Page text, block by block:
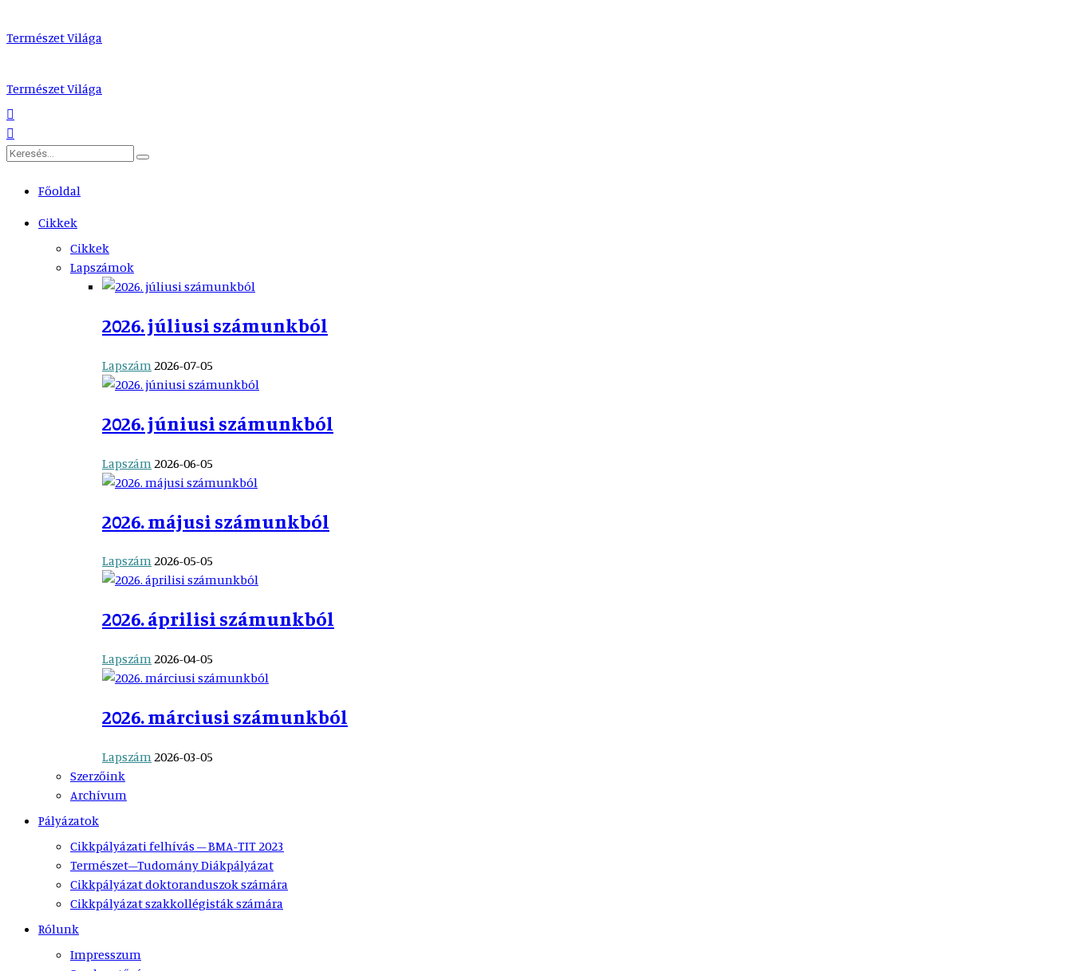
Természet Világa
Természet Világa
Főoldal
Cikkek
Cikkek
Lapszámok
2026. júliusi számunkból
Lapszám 2026-07-05
2026. júniusi számunkból
Lapszám 2026-06-05
2026. májusi számunkból
Lapszám2026-05-05
2026. áprilisi számunkból
Lapszám2026-04-05
2026. márciusi számunkból
Lapszám2026-03-05
Szerzőink
Archívum
Pályázatok
Cikkpályázati felhívás – BMA-TIT 2023
Természet–Tudomány Diákpályázat
Cikkpályázat doktoranduszok számára
Cikkpályázat szakkollégisták számára
Rólunk
Impresszum